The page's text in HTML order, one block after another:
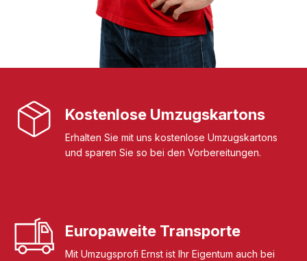
Kostenlose Umzugskartons
Erhalten Sie mit uns kostenlose Umzugskartons
und sparen Sie so bei den Vorbereitungen.
Europaweite Transporte
Mit Umzugsprofi Ernst ist Ihr Eigentum auch bei